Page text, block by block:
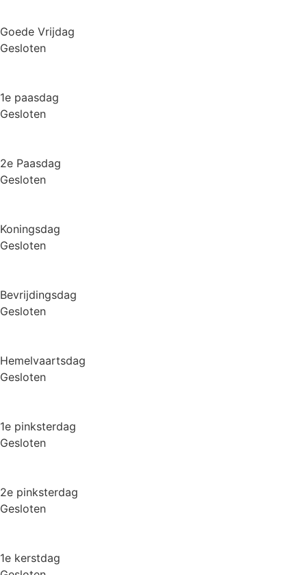
Goede Vrijdag
Gesloten
1e paasdag
Gesloten
2e Paasdag
Gesloten
Koningsdag
Gesloten
Bevrijdingsdag
Gesloten
Hemelvaartsdag
Gesloten
1e pinksterdag
Gesloten
2e pinksterdag
Gesloten
1e kerstdag